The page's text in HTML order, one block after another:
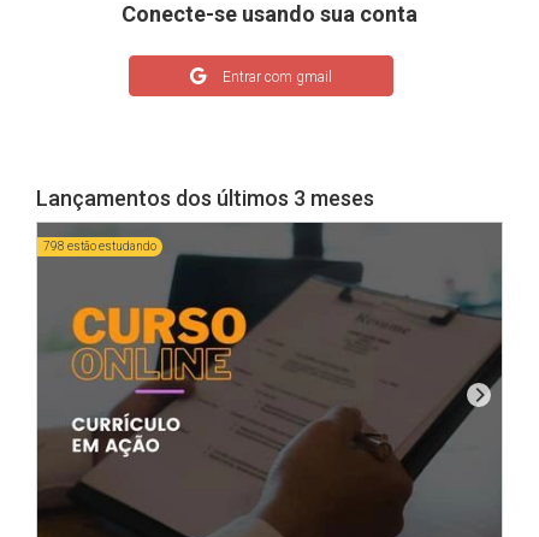
Conecte-se usando sua conta
Entrar com gmail
Lançamentos dos últimos 3 meses
798 estão estudando